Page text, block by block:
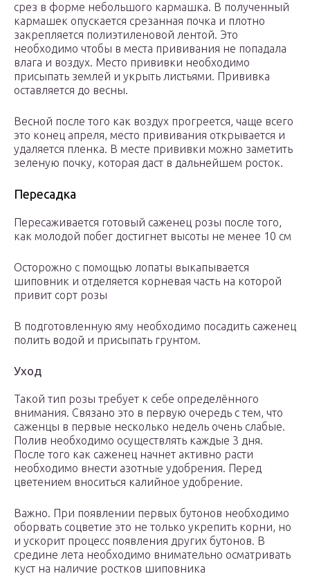
срез в форме небольшого кармашка. В полученный
кармашек опускается срезанная почка и плотно
закрепляется полиэтиленовой лентой. Это
необходимо чтобы в места прививания не попадала
влага и воздух. Место прививки необходимо
присыпать землей и укрыть листьями. Прививка
оставляется до весны.
Весной после того как воздух прогреется, чаще всего
это конец апреля, место прививания открывается и
удаляется пленка. В месте прививки можно заметить
зеленую почку, которая даст в дальнейшем росток.
Пересадка
Пересаживается готовый саженец розы после того,
как молодой побег достигнет высоты не менее 10 см
Осторожно с помощью лопаты выкапывается
шиповник и отделяется корневая часть на которой
привит сорт розы
В подготовленную яму необходимо посадить саженец
полить водой и присыпать грунтом.
Уход
Такой тип розы требует к себе определённого
внимания. Связано это в первую очередь с тем, что
саженцы в первые несколько недель очень слабые.
Полив необходимо осуществлять каждые 3 дня.
После того как саженец начнет активно расти
необходимо внести азотные удобрения. Перед
цветением вноситься калийное удобрение.
Важно. При появлении первых бутонов необходимо
оборвать соцветие это не только укрепить корни, но
и ускорит процесс появления других бутонов. В
средине лета необходимо внимательно осматривать
куст на наличие ростков шиповника